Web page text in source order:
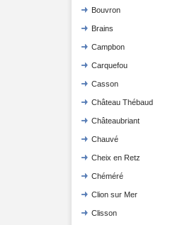
Bouvron
Brains
Campbon
Carquefou
Casson
Château Thébaud
Châteaubriant
Chauvé
Cheix en Retz
Chéméré
Clion sur Mer
Clisson